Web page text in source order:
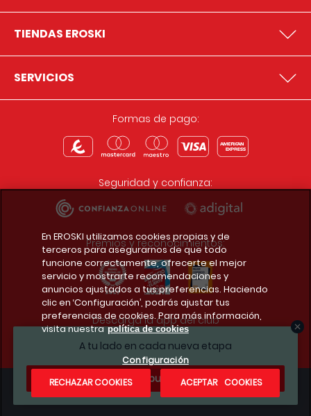
A tu lado en cada nueva etapa
¿Te apuntas?
TIENDAS EROSKI
SERVICIOS
Formas de pago:
Seguridad y confianza:
Premios y reconocimientos:
Descarga la app del club
Condiciones legales
En EROSKI utilizamos cookies propias y de
terceros para asegurarnos de que todo
funcione correctamente, ofrecerte el mejor
servicio y mostrarte recomendaciones y
anuncios ajustados a tus preferencias. Haciendo
clic en ‘Configuración’, podrás ajustar tus
preferencias de cookies. Para más información,
visita nuestra política de cookies
Configuración
RECHAZAR COOKIES
ACEPTAR COOKIES